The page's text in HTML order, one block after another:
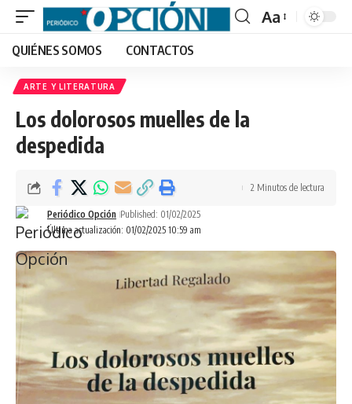
Font
Aa
QUIÉNES SOMOS CONTACTOS
ARTE Y LITERATURA
Los dolorosos muelles de la
despedida
Última actualización: 01/02/2025 10:59 am
Periódico Opción Published: 01/02/2025
2 Minutos de lectura